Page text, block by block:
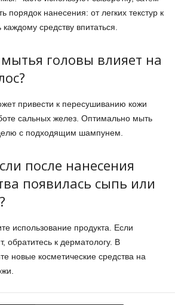
порядок нанесения: от легких текстур к
средству впитаться.
мытья головы влияет на
привести к пересушиванию кожи
сальных желез. Оптимально мыть
с подходящим шампунем.
после нанесения
появилась сыпь или
использование продукта. Если
обратитесь к дерматологу. В
новые косметические средства на